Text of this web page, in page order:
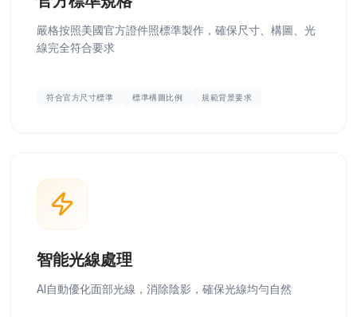
嚴格按照美國官方證件照標準製作，確保尺寸、構圖、光
線完全符合要求
符合官方尺寸標準 標準構圖比例 規範背景要求
智能光線處理
AI自動優化面部光線，消除陰影，確保光線均勻自然